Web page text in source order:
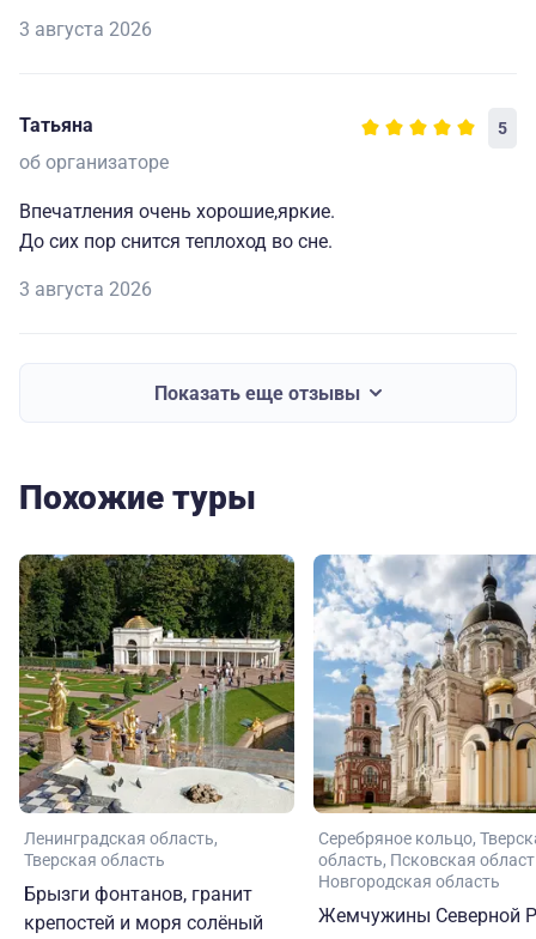
3 августа 2026
Татьяна 5
об организаторе
Впечатления очень хорошие,яркие.
До сих пор снится теплоход во сне.
3 августа 2026
Показать еще отзывы
Похожие туры
Ленинградская область
Тверская область
Брызги фонтанов, гранит
крепостей и моря солёный
Серебряное кольцо
область Псковская
Новгородская область
Жемчужины Северной